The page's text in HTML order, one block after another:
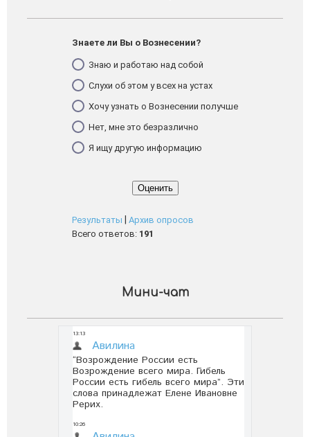
Знаете ли Вы о Вознесении?
Знаю и работаю над собой
Слухи об этом у всех на устах
Хочу узнать о Вознесении получше
Нет, мне это безразлично
Я ищу другую информацию
Результаты
Архив опросов
Всего ответов: 191
Мини-чат